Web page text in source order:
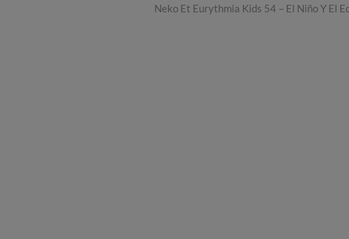
siguiente:
Neko Et Eurythmia Kids 54 – El Niño Y El